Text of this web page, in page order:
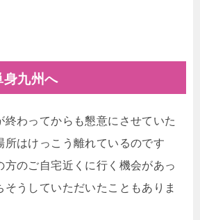
身九州へ
終わってからも懇意にさせていた
所はけっこう離れているのです
方のご自宅近くに行く機会があっ
そうしていただいたこともありま